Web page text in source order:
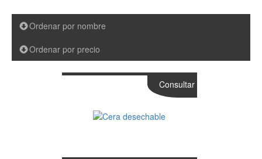
Ordenar por nombre
Ordenar por precio
Consultar